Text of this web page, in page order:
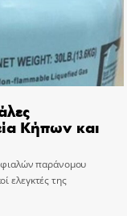
Κήπων και
φιαλών παράνομου
ελεγκτές της